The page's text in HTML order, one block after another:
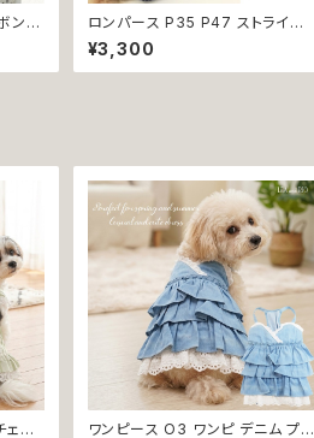
ン
け 返
ロンパース P35 P47 ストライプ
おしゃれ デニム レッド ハンドメイ
ド 小型犬 犬 猫 ペット 服 犬服 猫
服 犬の服 猫の服 ドッグウェア 返
¥3,300
ッ ワンピース O3 ワンピ デニム プリ